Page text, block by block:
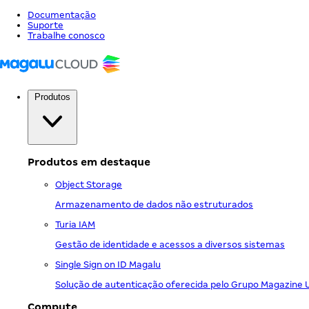
Documentação
Suporte
Trabalhe conosco
Produtos em destaque
Object Storage
Armazenamento de dados não estruturados
Turia IAM
Gestão de identidade e acessos a diversos sistemas
Single Sign on ID Magalu
Solução de autenticação oferecida pelo Grupo Magazine